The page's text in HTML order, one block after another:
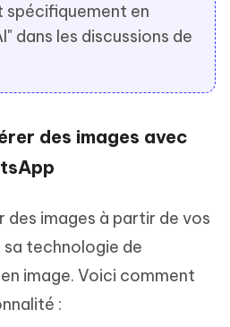
spécifiquement en
dans les discussions de
des images avec
des images à partir de vos
technologie de
image. Voici comment
: